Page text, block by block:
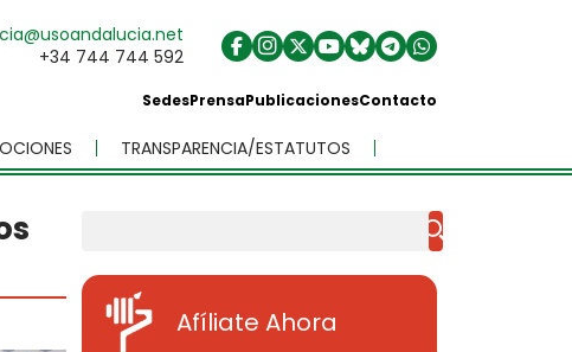
+34 744 744 592
SedesPrensaPublicacionesContacto
TRANSPARENCIA/ESTATUTOS
Afíliate Ahora